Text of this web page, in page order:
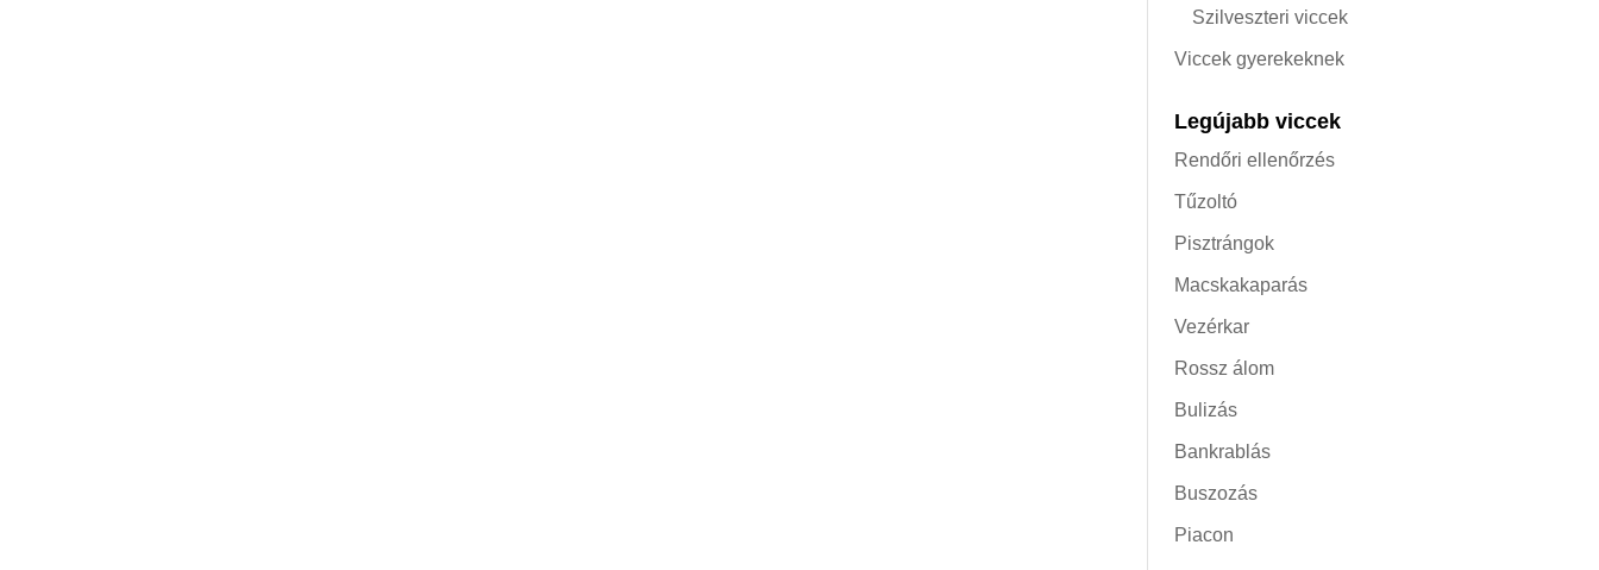
Szilveszteri viccek
Viccek gyerekeknek
Legújabb viccek
Rendőri ellenőrzés
Tűzoltó
Pisztrángok
Macskakaparás
Vezérkar
Rossz álom
Bulizás
Bankrablás
Buszozás
Piacon